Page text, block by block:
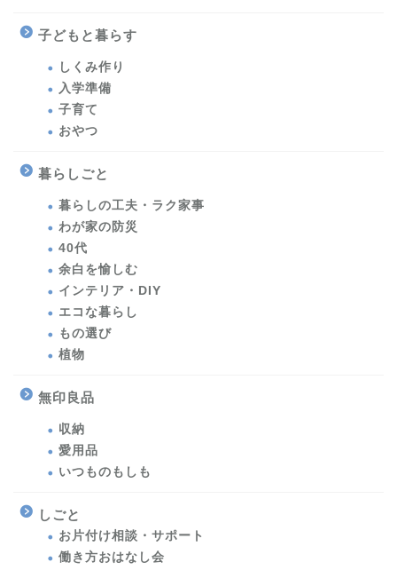
子どもと暮らす
しくみ作り
入学準備
子育て
おやつ
暮らしごと
暮らしの工夫・ラク家事
わが家の防災
40代
余白を愉しむ
インテリア・DIY
エコな暮らし
もの選び
植物
無印良品
収納
愛用品
いつものもしも
しごと
お片付け相談・サポート
働き方おはなし会